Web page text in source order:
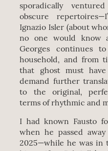
sporadically
obscure
Ignazio Isler (about
no one would know
Georges continues
household, and from
that ghost must
demand further
to the original,
terms of rhythmic and
I had known Fausto
when he passed
2025—while he was in